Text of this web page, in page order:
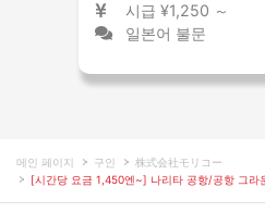
시급 ¥1,250 ～
일본어 불문
메인 페이지 구인
株式会社モリコー
[시간당 요금 1,450엔~] 나리타 공항/공항 그라